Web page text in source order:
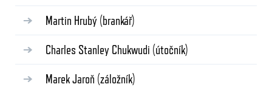
Martin Hrubý (brankář)
Charles Stanley Chukwudi (útočník)
Marek Jaroň (záložník)